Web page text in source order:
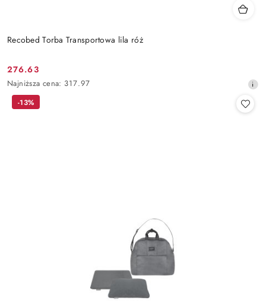
Recobed Torba Transportowa lila róż
Cena
promocyjna:
276.63
Najniższa
cena
Najniższa cena: 317.97
-13%